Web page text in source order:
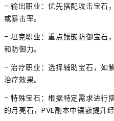
- 输出职业：优先搭配攻击宝石
或暴击率。
- 坦克职业：重点镶嵌防御宝石
和防御力。
- 治疗职业：选择辅助宝石，如
治疗效果。
- 特殊宝石：根据特定需求进行
的月亮石，PVE副本中镶嵌提升